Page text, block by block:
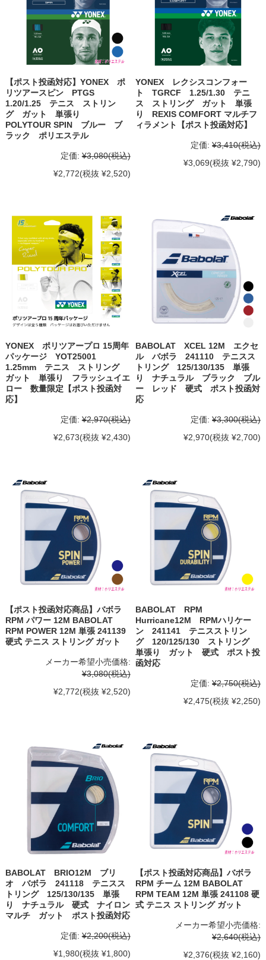
【ポスト投函対応】YONEX ポ
リツアースピン PTGS
1.20/1.25 テニス ストリン
グ ガット 単張り
POLYTOUR SPIN ブルー ブ
ラック ポリエステル
定価: ¥3,080(税込)
¥2,772(税抜 ¥2,520)
YONEX レクシスコンフォー
ト TGRCF 1.25/1.30 テニ
ス ストリング ガット 単張
り REXIS COMFORT マルチフ
ィラメント【ポスト投函対応】
定価: ¥3,410(税込)
¥3,069(税抜 ¥2,790)
YONEX ポリツアープロ 15周年
パッケージ YOT25001
1.25mm テニス ストリング
ガット 単張り フラッシュイエ
ロー 数量限定【ポスト投函対
応】
定価: ¥2,970(税込)
¥2,673(税抜 ¥2,430)
BABOLAT XCEL 12M エクセ
ル バボラ 241110 テニスス
トリング 125/130/135 単張
り ナチュラル ブラック ブル
ー レッド 硬式 ポスト投函対
応
定価: ¥3,300(税込)
¥2,970(税抜 ¥2,700)
【ポスト投函対応商品】バボラ
RPM パワー 12M BABOLAT
RPM POWER 12M 単張 241139
硬式 テニス ストリング ガット
メーカー希望小売価格:
¥3,080(税込)
¥2,772(税抜 ¥2,520)
BABOLAT RPM
Hurricane12M RPMハリケー
ン 241141 テニスストリン
グ 120/125/130 ストリング
単張り ガット 硬式 ポスト投
函対応
定価: ¥2,750(税込)
¥2,475(税抜 ¥2,250)
BABOLAT BRIO12M ブリ
オ バボラ 241118 テニスス
トリング 125/130/135 単張
り ナチュラル 硬式 ナイロン
マルチ ガット ポスト投函対応
定価: ¥2,200(税込)
¥1,980(税抜 ¥1,800)
【ポスト投函対応商品】バボラ
RPM チーム 12M BABOLAT
RPM TEAM 12M 単張 241108 硬
式 テニス ストリング ガット
メーカー希望小売価格:
¥2,640(税込)
¥2,376(税抜 ¥2,160)